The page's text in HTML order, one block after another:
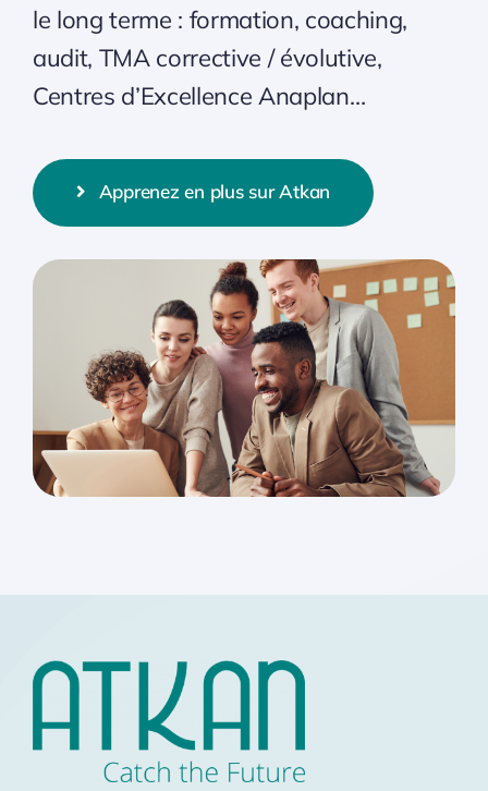
le long terme : formation, coaching,
audit, TMA corrective / évolutive,
Centres d’Excellence Anaplan…
Apprenez en plus sur Atkan